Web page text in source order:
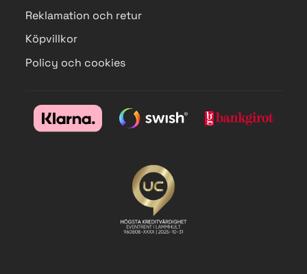
Reklamation och retur
Köpvillkor
Policy och cookies